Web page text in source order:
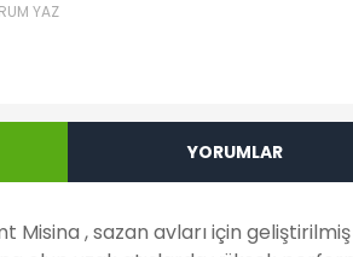
YAZ
YORUMLAR
Misina , sazan avları için